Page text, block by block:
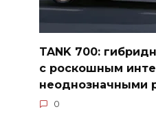
TANK 700:
с роскошным
неоднозначными
0